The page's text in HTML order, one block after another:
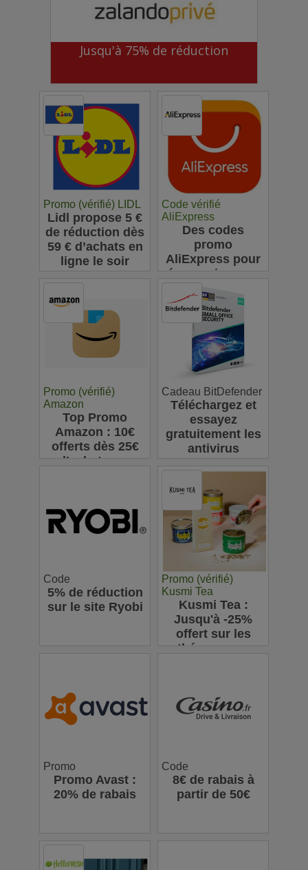
Jusqu'à 75% de réduction
Promo (vérifié) LIDL
Lidl propose 5 €
de réduction dès
59 € d’achats en
ligne le soir
Code vérifié
AliExpress
Des codes
promo
AliExpress pour
économiser sur
vos achats en
ligne : jusqu'à
63€
Promo (vérifié)
Amazon
Top Promo
Amazon : 10€
offerts dès 25€
d’achats sur
Cadeau BitDefender
Téléchargez et
essayez
gratuitement les
antivirus
Code
5% de réduction
sur le site Ryobi
Promo (vérifié)
Kusmi Tea
Kusmi Tea :
Jusqu'à -25%
offert sur les
thés en vrac
Promo
Promo Avast :
20% de rabais
Code
8€ de rabais à
partir de 50€